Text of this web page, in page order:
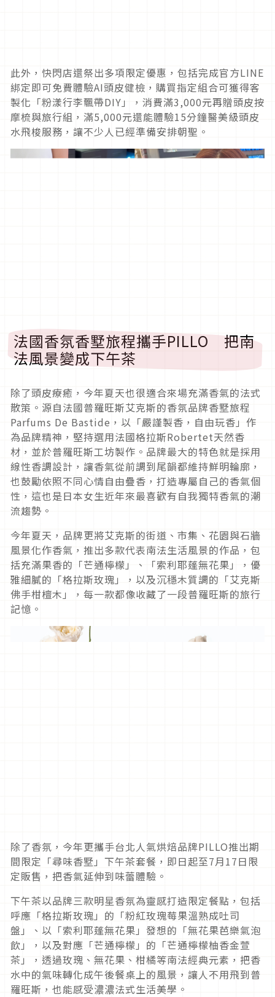
此外，快閃店還祭出多項限定優惠，包括完成官方LINE
綁定即可免費體驗AI頭皮健檢，購買指定組合可獲得客
製化「粉漾行李飄帶DIY」，消費滿3,000元再贈頭皮按
摩梳與旅行組，滿5,000元還能體驗15分鐘醫美級頭皮
水飛梭服務，讓不少人已經準備安排朝聖。
法國香氛香墅旅程攜手PILLO 把南
法風景變成下午茶
除了頭皮療癒，今年夏天也很適合來場充滿香氣的法式
散策。源自法國普羅旺斯艾克斯的香氛品牌香墅旅程
Parfums De Bastide，以「嚴謹製香，自由玩香」作
為品牌精神，堅持選用法國格拉斯Robertet天然香
材，並於普羅旺斯工坊製作。品牌最大的特色就是採用
線性香調設計，讓香氣從前調到尾韻都維持鮮明輪廓，
也鼓勵依照不同心情自由疊香，打造專屬自己的香氣個
性，這也是日本女生近年來最喜歡有自我獨特香氣的潮
流趨勢。
今年夏天，品牌更將艾克斯的街道、市集、花園與石牆
風景化作香氣，推出多款代表南法生活風景的作品，包
括充滿果香的「芒通檸檬」、「索利耶蓬無花果」，優
雅細膩的「格拉斯玫瑰」，以及沉穩木質調的「艾克斯
佛手柑檀木」，每一款都像收藏了一段普羅旺斯的旅行
記憶。
除了香氛，今年更攜手台北人氣烘焙品牌PILLO推出期
間限定「尋味香墅」下午茶套餐，即日起至7月17日限
定販售，把香氣延伸到味蕾體驗。
下午茶以品牌三款明星香氛為靈感打造限定餐點，包括
呼應「格拉斯玫瑰」的「粉紅玫瑰莓果溫熟成吐司
盤」、以「索利耶蓬無花果」發想的「無花果芭樂氣泡
飲」，以及對應「芒通檸檬」的「芒通檸檬柚香金萱
茶」，透過玫瑰、無花果、柑橘等南法經典元素，把香
水中的氣味轉化成午後餐桌上的風景，讓人不用飛到普
羅旺斯，也能感受濃濃法式生活美學。